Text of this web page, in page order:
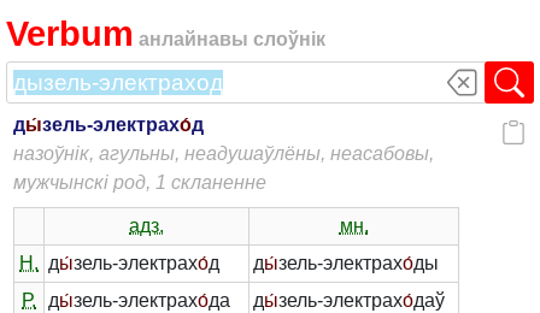
Verbum анлайнавы слоўнік
ды́зель-электрахо́д
назоўнік, агульны, неадушаўлёны, неасабовы,
мужчынскі род, 1 скланенне
адз.
мн.
Н. ды́зель-электрахо́д ды́зель-электрахо́ды
Р.
ды́зель-электрахо́да ды́зель-электрахо́даў